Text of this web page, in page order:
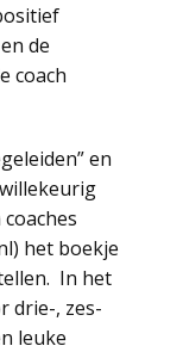
de
coach
en
het boekje
In het
drie-, zes-
leuke